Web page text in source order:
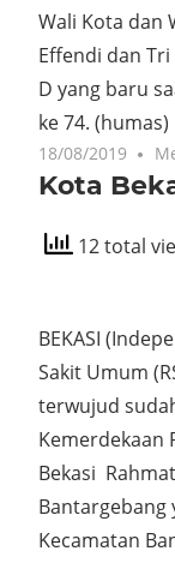
Wali Kota dan
Effendi dan
D yang baru
ke 74. (humas)
18/08/2019
Kota
12 total
BEKASI
Sakit Umum
terwujud
Kemerdekaan
Bekasi
Bantargebang
Kecamatan